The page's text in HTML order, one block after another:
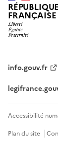
RÉPUBLIQUE
FRANÇAISE
info.gouv.fr
Accessibilité
Plan du site